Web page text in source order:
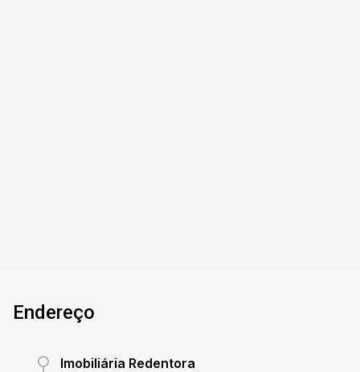
Endereço
Imobiliária Redentora